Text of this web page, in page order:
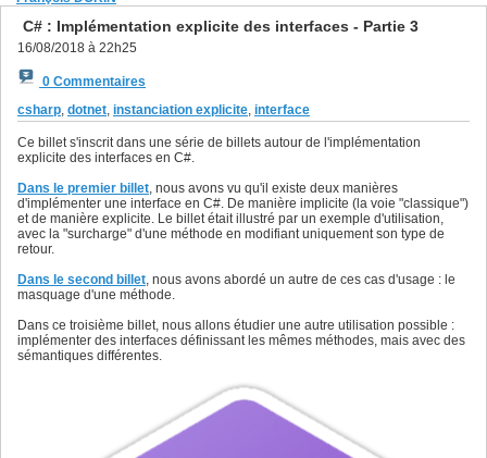
C# : Implémentation explicite des interfaces - Partie 3
16/08/2018 à 22h25
0 Commentaires
csharp, dotnet, instanciation explicite, interface
Ce billet s'inscrit dans une série de billets autour de l'implémentation
explicite des interfaces en C#.
Dans le premier billet, nous avons vu qu'il existe deux manières
d'implémenter une interface en C#. De manière implicite (la voie "classique")
et de manière explicite. Le billet était illustré par un exemple d'utilisation,
avec la "surcharge" d'une méthode en modifiant uniquement son type de
retour.
Dans le second billet, nous avons abordé un autre de ces cas d'usage : le
masquage d'une méthode.
Dans ce troisième billet, nous allons étudier une autre utilisation possible :
implémenter des interfaces définissant les mêmes méthodes, mais avec des
sémantiques différentes.